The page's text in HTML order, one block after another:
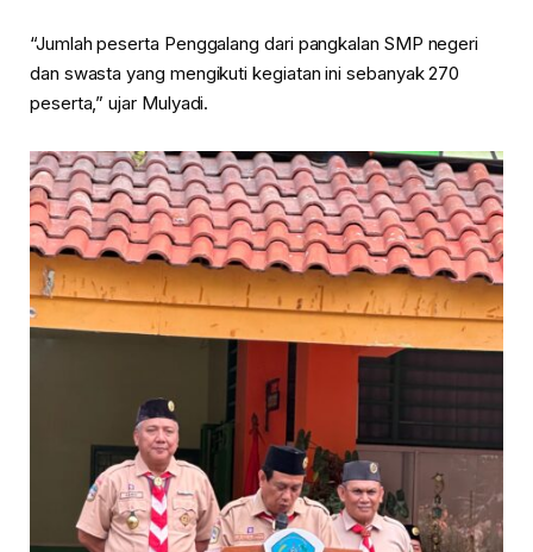
“Jumlah peserta Penggalang dari pangkalan SMP negeri
dan swasta yang mengikuti kegiatan ini sebanyak 270
peserta,” ujar Mulyadi.